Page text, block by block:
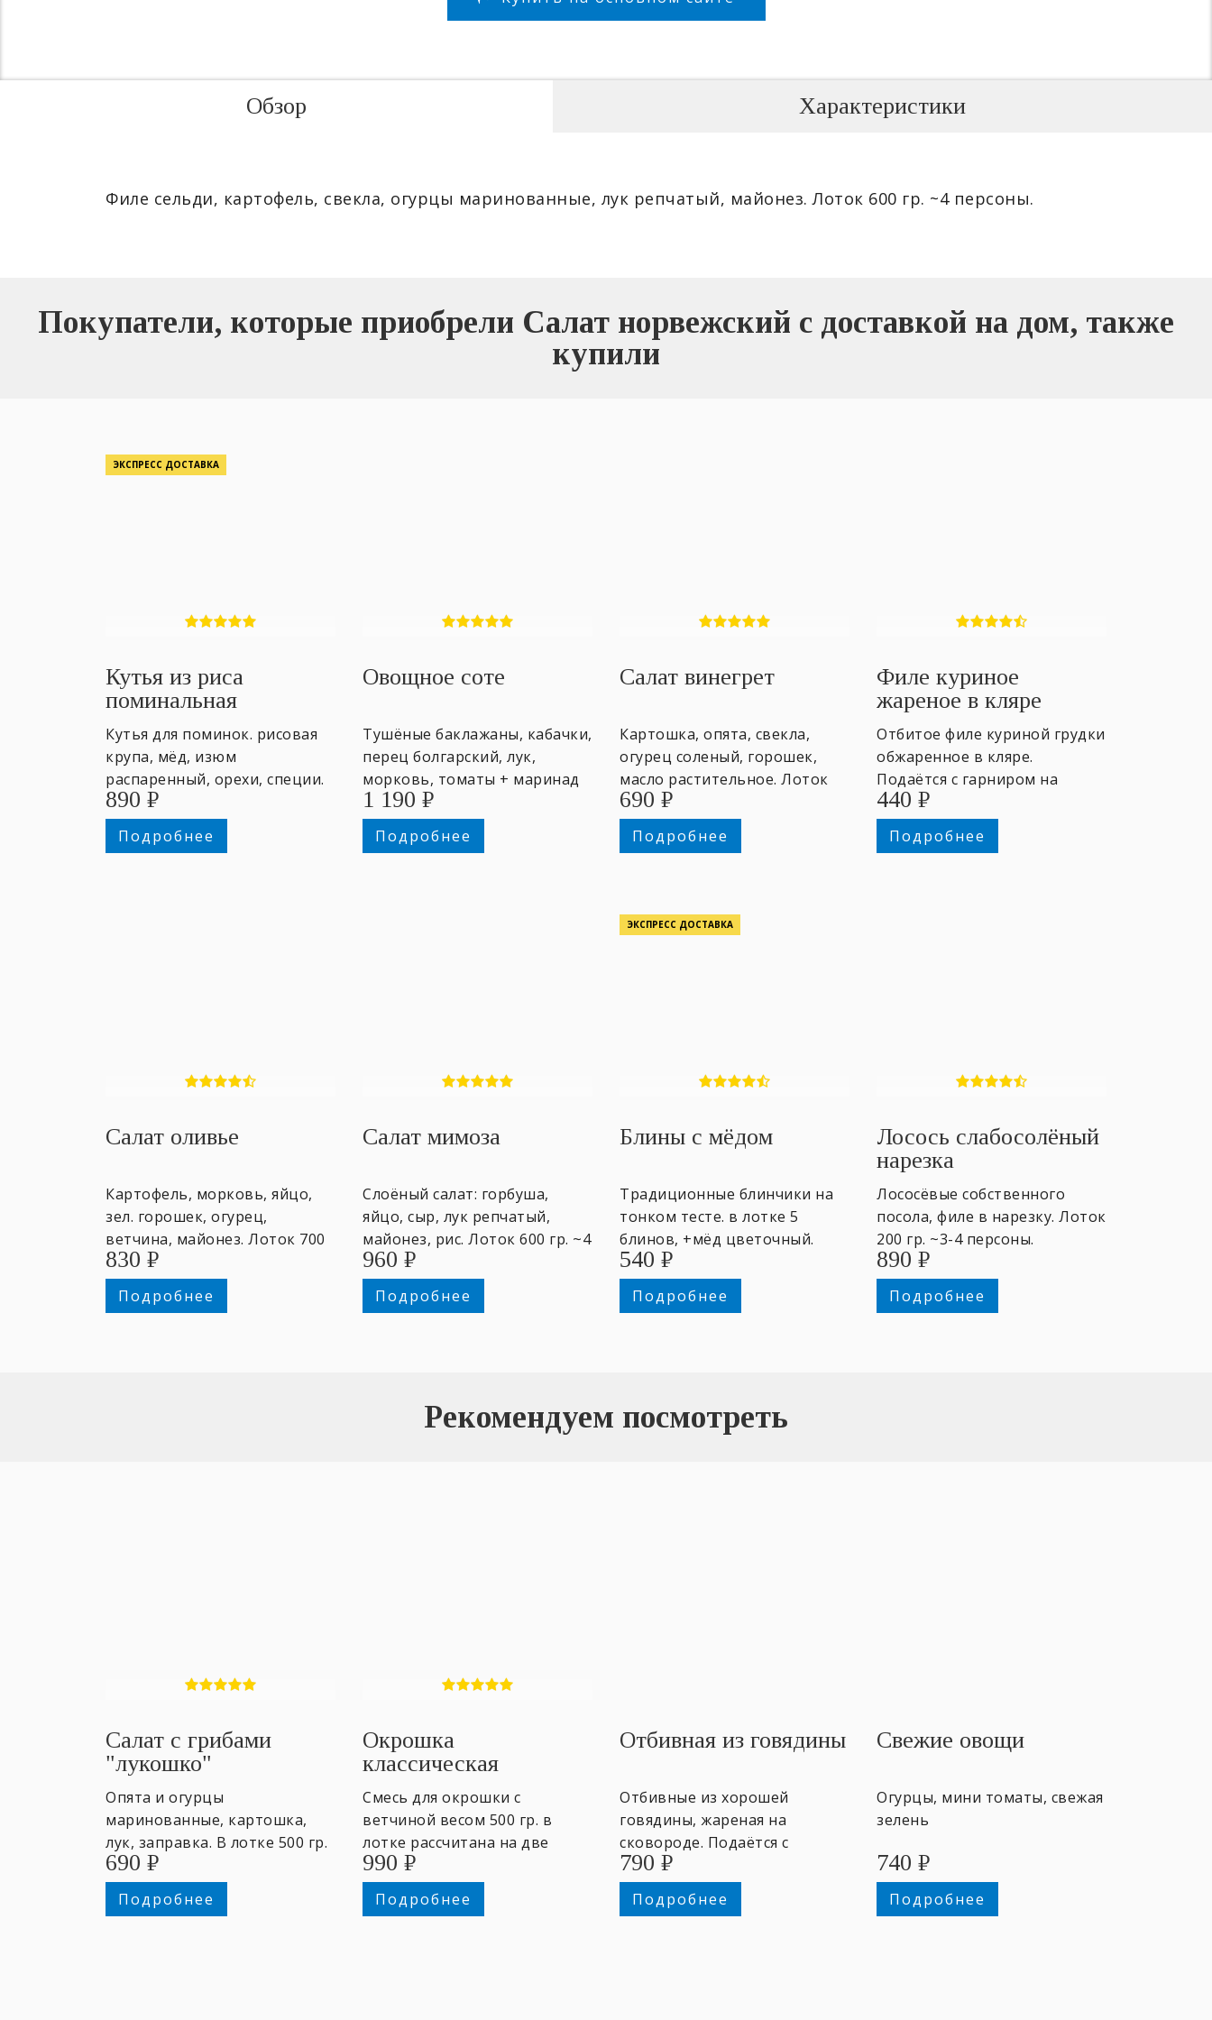
Обзор
Филе сельди, картофель, свекла, огурцы маринованные, лук репчатый, майонез. Лоток 600 гр. ~4 персоны.
Характеристики
Покупатели, которые приобрели Салат норвежский с доставкой на дом, также
купили
ЭКСПРЕСС ДОСТАВКА
Кутья из риса
поминальная
Кутья для поминок. рисовая
крупа, мёд, изюм
распаренный, орехи, специи.
600гр. ~ 5 персон
890 ₽
Подробнее
Овощное соте
Тушёные баклажаны, кабачки,
перец болгарский, лук,
морковь, томаты + маринад
чесночный. Лоток 500 гр. ~3
персоны.
1 190 ₽
Подробнее
Салат винегрет
Картошка, опята, свекла,
огурец соленый, горошек,
масло растительное. Лоток
500 гр. ~4 персоны.
690 ₽
Подробнее
Филе куриное
жареное в кляре
Отбитое филе куриной грудки
обжаренное в кляре.
Подаётся с гарниром на
выбор и зеленью. 170/200 гр.
440 ₽
Подробнее
Салат оливье
Картофель, морковь, яйцо,
зел. горошек, огурец,
ветчина, майонез. Лоток 700
гр. ~4 персоны.
830 ₽
Подробнее
Салат мимоза
Слоёный салат: горбуша,
яйцо, сыр, лук репчатый,
майонез, рис. Лоток 600 гр. ~4
персоны.
960 ₽
Подробнее
ЭКСПРЕСС ДОСТАВКА
Блины с мёдом
Традиционные блинчики на
тонком тесте. в лотке 5
блинов, +мёд цветочный.
540 ₽
Подробнее
Лосось слабосолёный
нарезка
Лососёвые собственного
посола, филе в нарезку. Лоток
200 гр. ~3-4 персоны.
890 ₽
Подробнее
Рекомендуем посмотреть
Салат с грибами
"лукошко"
Опята и огурцы
маринованные, картошка,
лук, заправка. В лотке 500 гр.
~4 персоны.
690 ₽
Подробнее
Окрошка
классическая
Смесь для окрошки с
ветчиной весом ​500 гр. в
лотке ​рассчитана на две
добротные порции. Заправка
на выбор: квас, кефир. ~2
персоны.
990 ₽
Подробнее
Отбивная из говядины
Отбивные из хорошей
говядины, жареная на
сковороде. Подаётся с
гарниром на выбор. 170/200
гр.
790 ₽
Подробнее
Свежие овощи
Огурцы, мини томаты, свежая
зелень
740 ₽
Подробнее